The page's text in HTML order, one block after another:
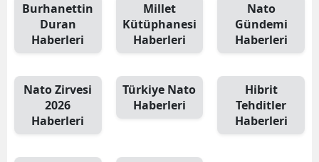
Burhanettin
Duran
Haberleri
Millet
Kütüphanesi
Haberleri
Nato
Gündemi
Haberleri
Nato Zirvesi
2026
Haberleri
Türkiye Nato
Haberleri
Hibrit
Tehditler
Haberleri